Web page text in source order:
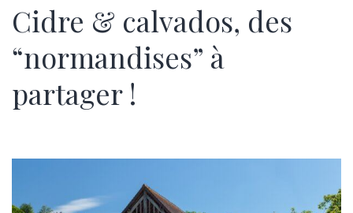
Cidre & calvados, des
“normandises” à
partager !